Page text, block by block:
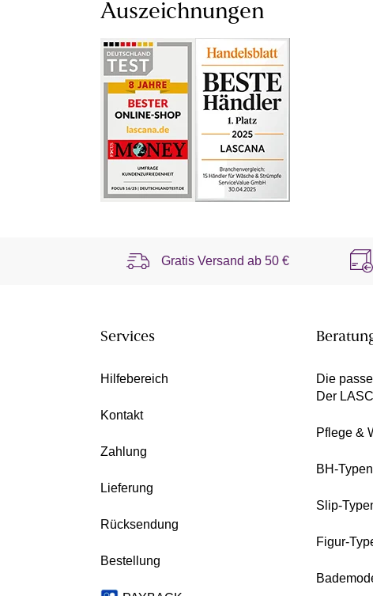
Auszeichnungen
Gratis Versand ab50 €
Services
Hilfebereich
Kontakt
Zahlung
Lieferung
Rücksendung
Bestellung
Die
Der
Pflege &
BH-Typen
Slip-
Figur-